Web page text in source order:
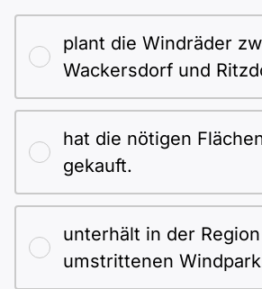
plant die Windräder
Wackersdorf und
hat die nötigen
gekauft.
unterhält in der
umstrittenen